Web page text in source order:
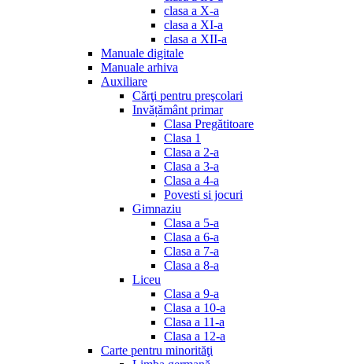
clasa a X-a
clasa a XI-a
clasa a XII-a
Manuale digitale
Manuale arhiva
Auxiliare
Cărţi pentru preşcolari
Invățământ primar
Clasa Pregătitoare
Clasa 1
Clasa a 2-a
Clasa a 3-a
Clasa a 4-a
Povesti si jocuri
Gimnaziu
Clasa a 5-a
Clasa a 6-a
Clasa a 7-a
Clasa a 8-a
Liceu
Clasa a 9-a
Clasa a 10-a
Clasa a 11-a
Clasa a 12-a
Carte pentru minorităţi